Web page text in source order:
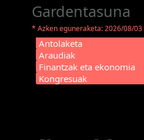
Gardentasuna
* Azken eguneraketa: 2026/08/03
Antolaketa
Araudiak
Finantzak eta ekonomia
Kongresuak